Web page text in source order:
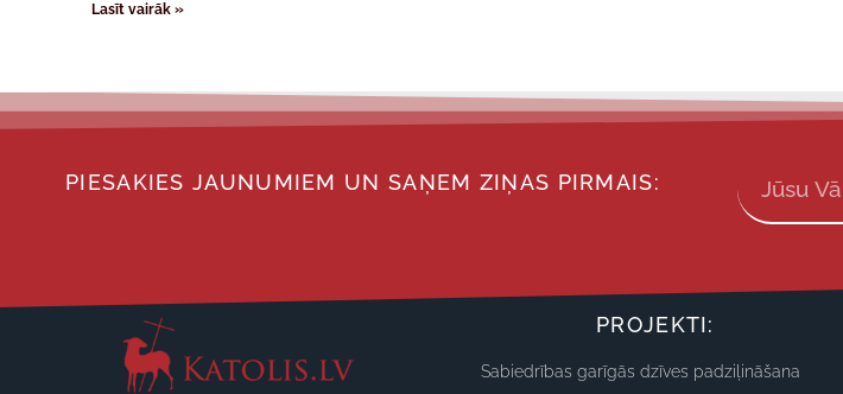
Lasīt vairāk »
PIESAKIES JAUNUMIEM UN SAŅEM ZIŅAS PIRMAIS:
PROJEKTI:
Sabiedrības garīgās dzīves padziļināšana